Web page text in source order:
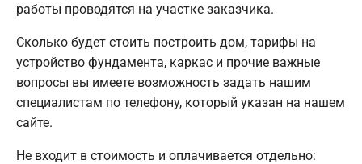
работы проводятся на участке заказчика.
Сколько будет стоить построить дом, тарифы на
устройство фундамента, каркас и прочие важные
вопросы вы имеете возможность задать нашим
специалистам по телефону, который указан на нашем
сайте.
Не входит в стоимость и оплачивается отдельно: